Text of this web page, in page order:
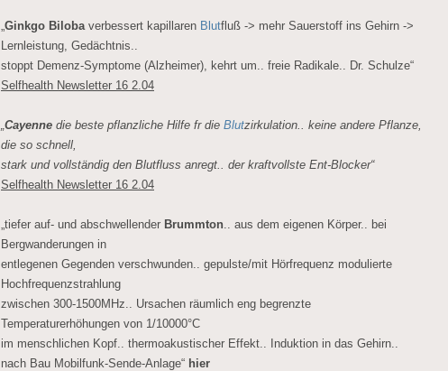
„Ginkgo Bilobaverbessert kapillaren Blutfluß -> mehr Sauerstoff ins Gehirn ->
Lernleistung, Gedächtnis..
stoppt Demenz-Symptome (Alzheimer), kehrt um.. freie Radikale.. Dr. Schulze“
Selfhealth Newsletter 16 2.04
„Cayenne die beste pflanzliche Hilfe fr die Blutzirkulation.. keine andere Pflanze,
die so schnell,
stark und vollständig den Blutfluss anregt.. der kraftvollste Ent-Blocker“
Selfhealth Newsletter 16 2.04
„tiefer auf- und abschwellender Brummton.. aus dem eigenen Körper.. bei
Bergwanderungen in
entlegenen Gegenden verschwunden.. gepulste/mit Hörfrequenz modulierte
Hochfrequenzstrahlung
zwischen 300-1500MHz.. Ursachen räumlich eng begrenzte
Temperaturerhöhungen von 1/10000°C
im menschlichen Kopf.. thermoakustischer Effekt.. Induktion in das Gehirn..
nach Bau Mobilfunk-Sende-Anlage“ hier